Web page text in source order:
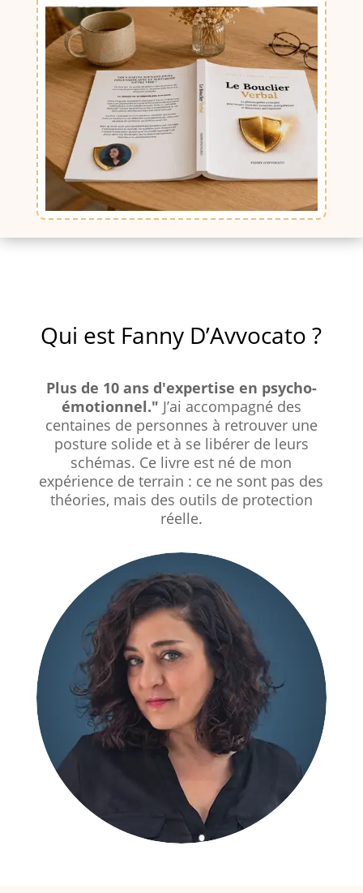
Qui est Fanny D’Avvocato ?
Plus de 10 ans d'expertise en psycho-
émotionnel." J’ai accompagné des
centaines de personnes à retrouver une
posture solide et à se libérer de leurs
schémas. Ce livre est né de mon
expérience de terrain : ce ne sont pas des
théories, mais des outils de protection
réelle.